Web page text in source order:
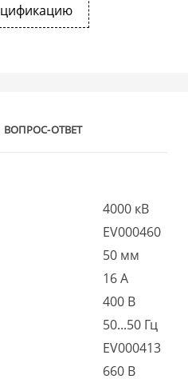
ВОПРОС-ОТВЕТ
4000 кВ
EV000460
50 мм
16 А
400 В
50...50 Гц
EV000413
660 В